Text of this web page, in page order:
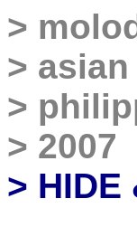
>
>
>
> 2007
> HIDE